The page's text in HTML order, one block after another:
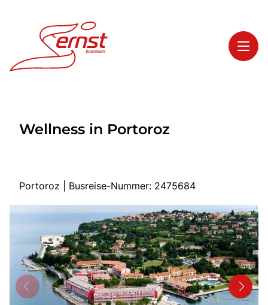
Highlights
Busreisen
Bus mieten
Kontakt
Wellness in Portoroz
Portoroz | Busreise-Nummer: 2475684